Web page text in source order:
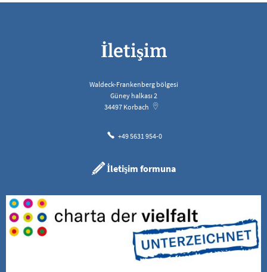
İletişim
Waldeck-Frankenberg bölgesi
Güney halkası 2
34497 Korbach
+49 5631 954-0
İletişim formuna